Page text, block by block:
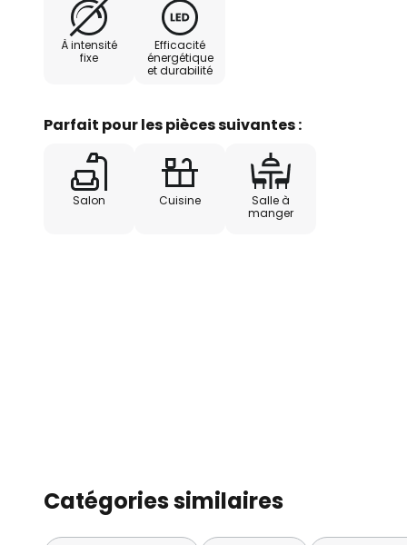
Le ballast électronique
livraison.
À intensité
fixe
Efficacité
énergétique
et durabilité
Parfait pour les pièces suivantes :
Salon Cuisine
Salle à
manger
Catégories similaires